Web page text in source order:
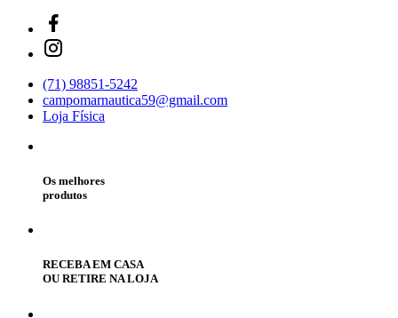
(71) 98851-5242
campomarnautica59@gmail.com
Loja Física
Os melhores
produtos
RECEBA EM CASA
OU RETIRE NA LOJA